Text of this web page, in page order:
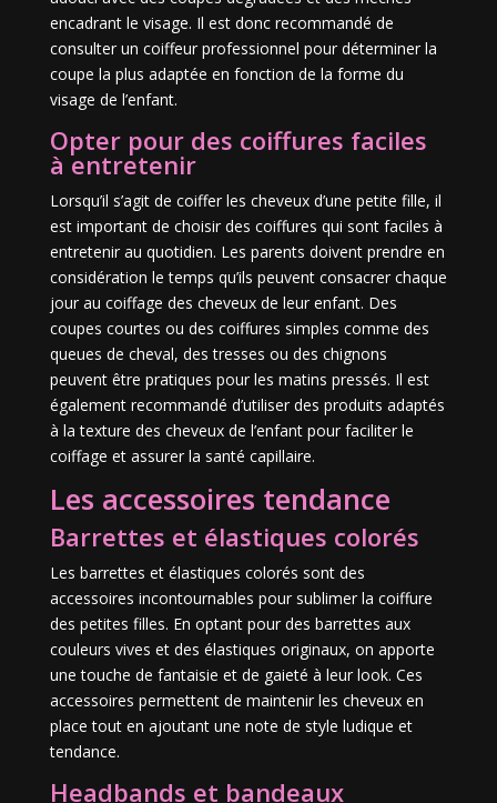
encadrant le visage. Il est donc recommandé de
consulter un coiffeur professionnel pour déterminer la
coupe la plus adaptée en fonction de la forme du
visage de l’enfant.
Opter pour des coiffures faciles
à entretenir
Lorsqu’il s’agit de coiffer les cheveux d’une petite fille, il
est important de choisir des coiffures qui sont faciles à
entretenir au quotidien. Les parents doivent prendre en
considération le temps qu’ils peuvent consacrer chaque
jour au coiffage des cheveux de leur enfant. Des
coupes courtes ou des coiffures simples comme des
queues de cheval, des tresses ou des chignons
peuvent être pratiques pour les matins pressés. Il est
également recommandé d’utiliser des produits adaptés
à la texture des cheveux de l’enfant pour faciliter le
coiffage et assurer la santé capillaire.
Les accessoires tendance
Barrettes et élastiques colorés
Les barrettes et élastiques colorés sont des
accessoires incontournables pour sublimer la coiffure
des petites filles. En optant pour des barrettes aux
couleurs vives et des élastiques originaux, on apporte
une touche de fantaisie et de gaieté à leur look. Ces
accessoires permettent de maintenir les cheveux en
place tout en ajoutant une note de style ludique et
tendance.
Headbands et bandeaux